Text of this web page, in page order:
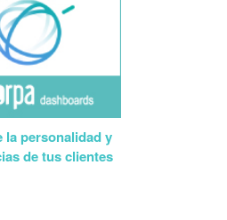
la personalidad y
de tus clientes